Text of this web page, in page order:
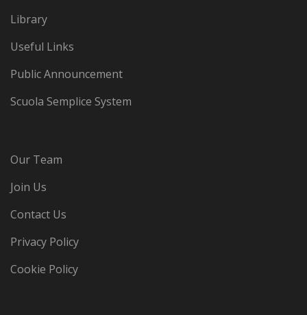
Library
Useful Links
Public Announcement
Scuola Semplice System
Our Team
Join Us
Contact Us
Privacy Policy
Cookie Policy